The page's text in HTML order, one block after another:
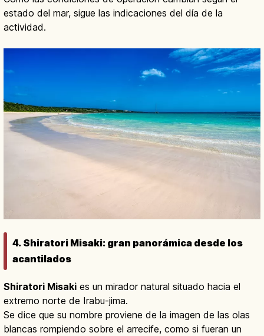
estado del mar, sigue las indicaciones del día de la
actividad.
4. Shiratori Misaki: gran panorámica desde los
acantilados
Shiratori Misaki es un mirador natural situado hacia el
extremo norte de Irabu-jima.
Se dice que su nombre proviene de la imagen de las olas
blancas rompiendo sobre el arrecife, como si fueran un